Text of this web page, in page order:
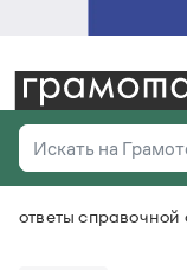
Искать на
Справочная
Везде
ответы